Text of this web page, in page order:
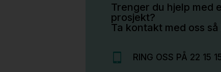
Trenger du hjelp med
prosjekt?
Ta kontakt med oss
RING OSS PÅ 22 15